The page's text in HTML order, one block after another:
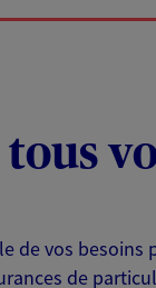
de vos
de